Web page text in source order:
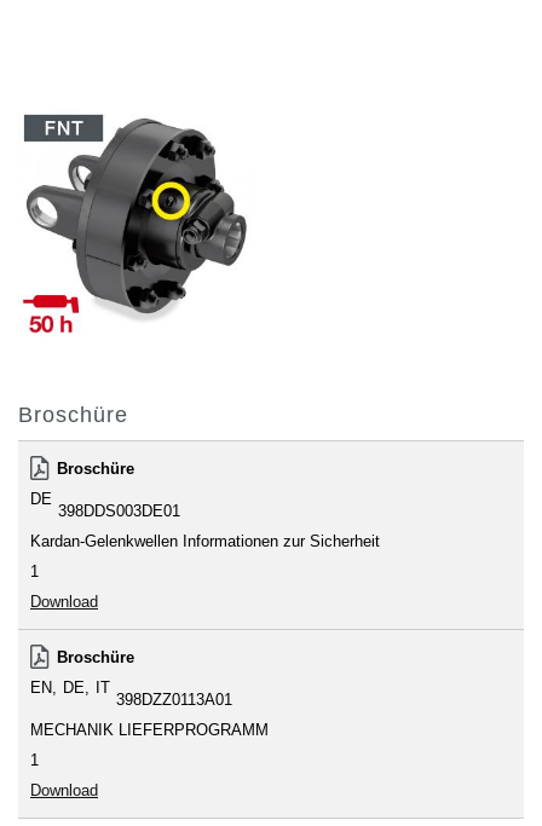
Broschüre
Broschüre
DE
398DDS003DE01
Kardan-Gelenkwellen Informationen zur Sicherheit
1
Download
Broschüre
EN
DE IT
398DZZ0113A01
MECHANIK LIEFERPROGRAMM
1
Download